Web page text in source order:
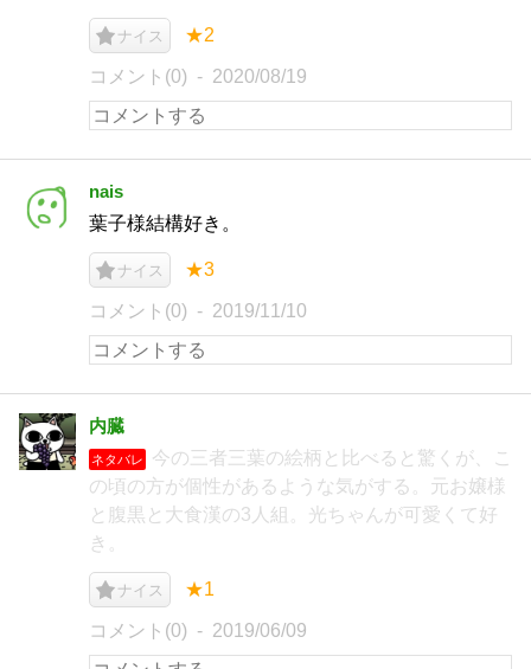
ナイス ★2
コメント(0) 2020/08/19
nais
葉子様結構好き。
ナイス ★3
コメント(0) 2019/11/10
内臓
ネタバレ
今の三者三葉の絵柄と比べると驚くが、こ
の頃の方が個性があるような気がする。元お嬢様
と腹黒と大食漢の3人組。光ちゃんが可愛くて好
き。
ナイス ★1
コメント(0) 2019/06/09